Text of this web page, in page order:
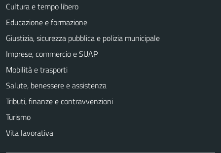
Cultura e tempo libero
Educazione e formazione
Giustizia, sicurezza pubblica e polizia municipale
Imprese, commercio e SUAP
Mobilità e trasporti
Salute, benessere e assistenza
Tributi, finanze e contravvenzioni
Turismo
Vita lavorativa